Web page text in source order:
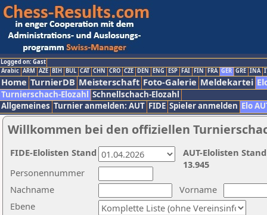
Logged on: Gast
Arabic ARM AZE BIH BUL CAT CHN CRO CZE DEN ENG ESP FAI FIN FRA GER GRE INA
Home TurnierDB Meisterschaft Foto-Galerie Meldekartei
Turnierschach-Elozahl Schnellschach-Elozahl
Allgemeines Turnier anmelden: AUT FIDE Spieler anmelden Elo
Willkommen bei den offiziellen
Nachname
Vorname
Ebene
Personennummer
AUT-Elolisten
13.945
FIDE-Elolisten Stand